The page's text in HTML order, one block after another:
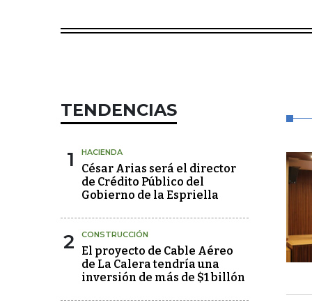
TENDENCIAS
1 HACIENDA
César Arias será el director
de Crédito Público del
Gobierno de la Espriella
2 CONSTRUCCIÓN
El proyecto de Cable Aéreo
de La Calera tendría una
inversión de más de $1 billón